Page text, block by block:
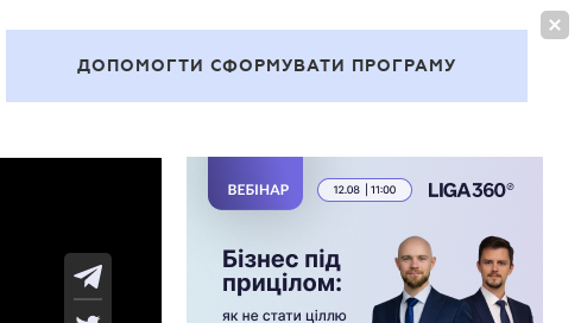
UA УВІЙТИ
ДОПОМОГТИ СФОРМУВАТИ ПРОГРАМУ